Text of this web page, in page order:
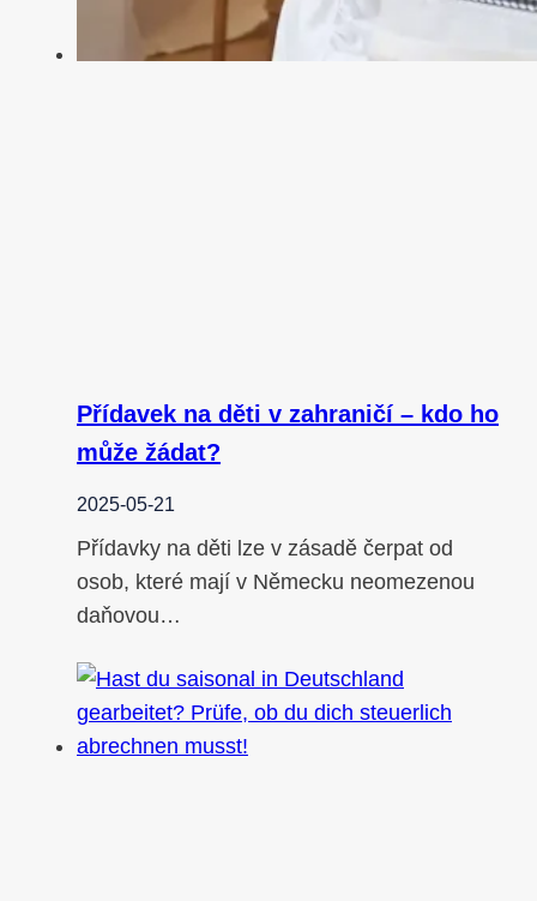
Přídavek na děti v zahraničí – kdo ho
může žádat?
2025-05-21
Přídavky na děti lze v zásadě čerpat od
osob, které mají v Německu neomezenou
daňovou…